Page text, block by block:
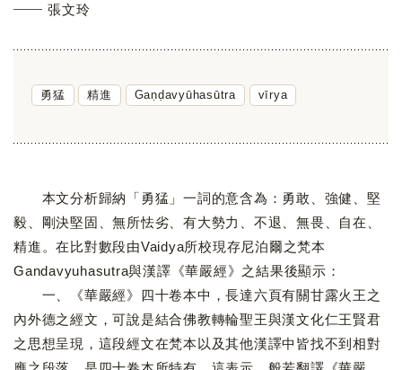
張文玲
勇猛 精進 Gaṇḍavyūhasūtra vīrya
本文分析歸納「勇猛」一詞的意含為：勇敢、強健、堅
毅、剛決堅固、無所怯劣、有大勢力、不退、無畏、自在、
精進。在比對數段由Vaidya所校現存尼泊爾之梵本
Gandavyuhasutra與漢譯《華嚴經》之結果後顯示：
一、《華嚴經》四十卷本中，長達六頁有關甘露火王之
內外德之經文，可說是結合佛教轉輪聖王與漢文化仁王賢君
之思想呈現，這段經文在梵本以及其他漢譯中皆找不到相對